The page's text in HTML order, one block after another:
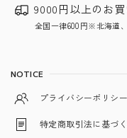
9000円以上のお
全国一律600円※北海道
NOTICE
プライバシーポリシー
特定商取引法に基づ